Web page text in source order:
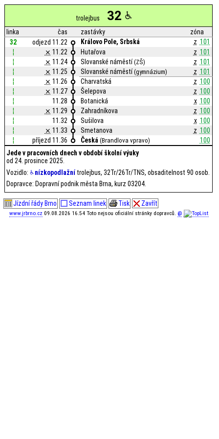
trolejbus 32
linka čas zastávky
zóna
32
odjezd 11.22 Královo Pole, Srbská z 101
¦
⨯ 11.22 Hutařova z 101
¦
⨯ 11.24 Slovanské náměstí(ZŠ) z 101
¦
⨯ 11.25 Slovanské náměstí(gymnázium) z 101
¦
⨯ 11.26 Charvatská z 100
¦
⨯ 11.27 Šelepova z 100
¦
11.28 Botanická x 100
¦
⨯ 11.29 Zahradníkova z 100
¦
11.32 Sušilova x 100
¦
⨯ 11.33 Smetanova z 100
¦
příjezd 11.36 Česká (Brandlova vpravo)
100
Jede v pracovních dnech v období školní výuky
od 24. prosince 2025.
Vozidlo: nízkopodlažnítrolejbus, 32Tr/26Tr/TNS, obsaditelnost 90 osob.
Dopravce: Dopravní podnik města Brna, kurz 03204.
Jízdní řády Brno Seznam linek Tisk Zavřít
www.jrbrno.cz 09.08.2026 16.54 Toto nejsou oficiální stránky dopravců. @